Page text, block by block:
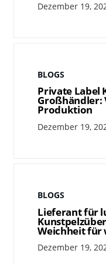
Dezember 19,
BLOGS
Private Label
Großhändler:
Produktion
Dezember 19,
BLOGS
Lieferant für
Weichheit für
Dezember 19,